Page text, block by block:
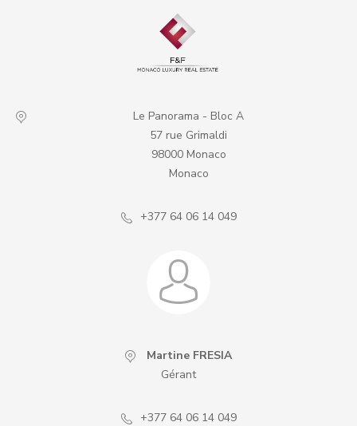
Le Panorama - Bloc A
57 rue Grimaldi
98000 Monaco
Monaco
+377 64 06 14 049
Martine FRESIA
Gérant
+377 64 06 14 049